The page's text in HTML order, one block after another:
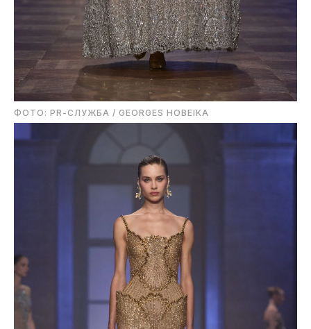
ФОТО: PR-СЛУЖБА / GEORGES HOBEIKA